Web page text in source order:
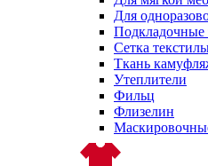
Для
Подкладочные
Сетка
Ткань
Утеплители
Фильц
Флизелин